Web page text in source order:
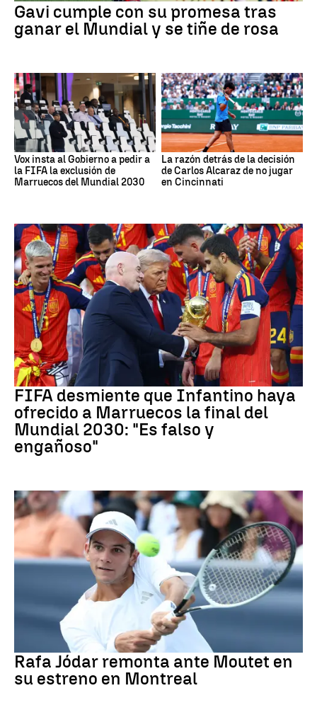
Gavi cumple con su promesa tras
ganar el Mundial y se tiñe de rosa
Vox insta al Gobierno a pedir a
la FIFA la exclusión de
Marruecos del Mundial 2030
La razón detrás de la decisión
de Carlos Alcaraz de no jugar
en Cincinnati
Mundial 2030
FIFA desmiente que Infantino haya
ofrecido a Marruecos la final del
Mundial 2030: "Es falso y
engañoso"
Rafa Jódar remonta ante Moutet en
su estreno en Montreal